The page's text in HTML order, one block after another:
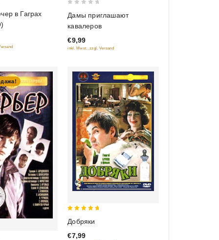
в Гаграх
out
of
5
Дамы приглашают
кавалеров
€9,99
inkl. Mwst., zzgl. Versand
out of 5
Добряки
€7,99